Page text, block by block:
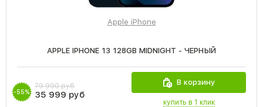
Apple iPhone
APPLE IPHONE 13 128GB MIDNIGHT - ЧЕРНЫЙ
-55%
79 990 руб
35 999 руб
В корзину
купить в 1 клик